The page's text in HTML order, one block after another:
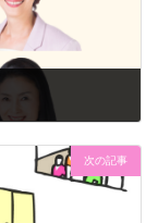
次の記事